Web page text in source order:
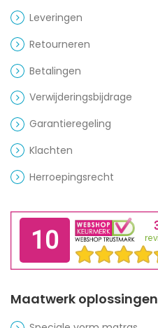
Leveringen
Retourneren
Betalingen
Verwijderingsbijdrage
Garantieregeling
Klachten
Herroepingsrecht
Maatwerk oplossingen